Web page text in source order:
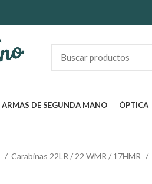
ARMAS DE SEGUNDA MANO ÓPTICA
Carabinas 22LR / 22 WMR / 17HMR